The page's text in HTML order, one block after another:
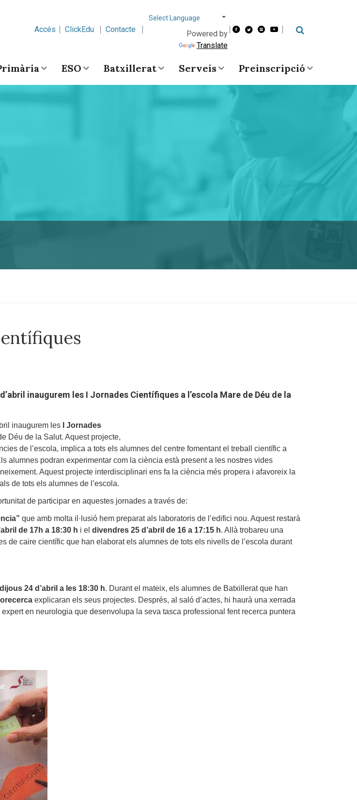
Accés ClickEdu Contacte
language
Powered by
Translate
ESO Batxillerat Serveis Preinscripció
inaugurem les I Jornades Científiques a l’escola Mare de Déu de la
inaugurem les
I Jornades
Déu de la Salut. Aquest projecte,
de l’escola, implica a tots els alumnes del centre fomentant el treball científic a
alumnes podran experimentar com la ciència està present a les nostres vides
Aquest projecte interdisciplinari ens fa la ciència més propera i afavoreix la
de tots els alumnes de l’escola.
de participar en aquestes jornades a través de:
que amb molta il·lusió hem preparat als laboratoris de l’edifici nou. Aquest restarà
de 17h a 18:30 h i el divendres 25 d’abril de 16 a 17:15 h. Allà trobareu una
de caire científic que han elaborat els alumnes de tots els nivells de l’escola durant
dijous 24 d’abril a les 18:30 h. Durant el mateix, els alumnes de Batxillerat que han
explicaran els seus projectes. Després, al saló d’actes, hi haurà una xerrada
expert en neurologia que desenvolupa la seva tasca professional fent recerca puntera